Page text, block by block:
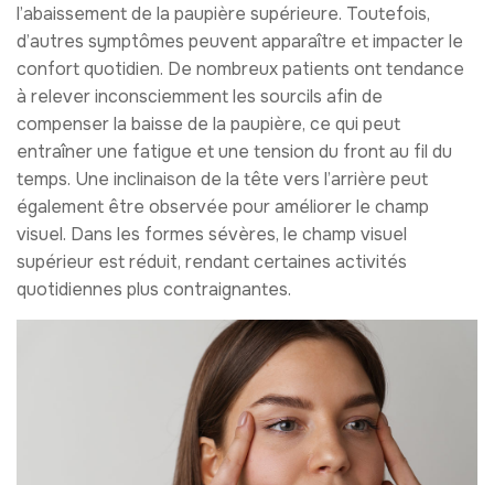
l’abaissement de la paupière supérieure. Toutefois,
d’autres symptômes peuvent apparaître et impacter le
confort quotidien. De nombreux patients ont tendance
à relever inconsciemment les sourcils afin de
compenser la baisse de la paupière, ce qui peut
entraîner une fatigue et une tension du front au fil du
temps. Une inclinaison de la tête vers l’arrière peut
également être observée pour améliorer le champ
visuel. Dans les formes sévères, le champ visuel
supérieur est réduit, rendant certaines activités
quotidiennes plus contraignantes.